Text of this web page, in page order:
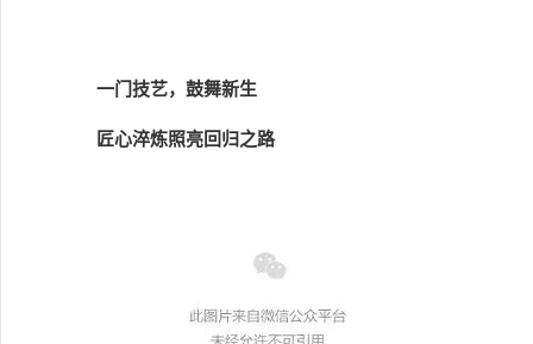
一门技艺，鼓舞新生
匠心淬炼照亮回归之路